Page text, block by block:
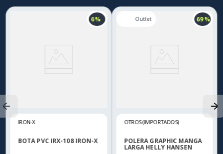
6 %
IRON-X
BOTA PVC IRX-108 IRON-X
69 %
OTROS (IMPORTADOS)
POLERA GRAPHIC MANGA
LARGA HELLY HANSEN